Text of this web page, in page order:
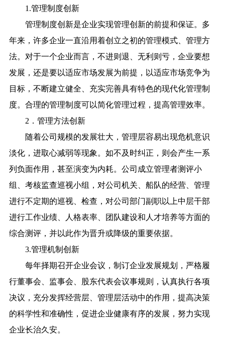
1.管理制度创新
管理制度创新是企业实现管理创新的前提和保证。多
年来，许多企业一直沿用着创立之初的管理模式、管理方
法。对于一个企业而言，不进则退、无利则亏，企业要想
发展，还是要以适应市场发展为前提，以适应市场竞争为
目标，不断建立健全、充实完善具有特色的现代化管理制
度。合理的管理制度可以简化管理过程，提高管理效率。
2．管理方法创新
随着公司规模的发展壮大，管理层容易出现危机意识
淡化，进取心减弱等现象。如不及时纠正，则会产生一系
列负面作用，甚至演变为内耗。公司成立管理者测评小
组、考核监查巡视小组，对公司机关、船队的经营、管理
进行不定期的巡视、检查，对公司部门副职以上中层干部
进行工作业绩、人格表率、团队建设和人才培养等方面的
综合测评，并以此作为晋升或降级的重要依据。
3.管理机制创新
每年择期召开企业会议，制订企业发展规划，严格履
行董事会、监事会、股东代表会议事规则，认真执行各项
决议，充分发挥经营层、管理层活动中的作用，提高决策
的科学性和准确性，促进企业健康有序的发展，努力实现
企业长治久安。